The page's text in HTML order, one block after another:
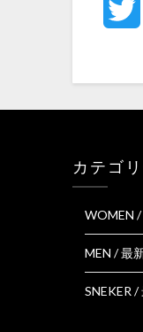
カテゴ
WOMEN
MEN / 最
SNEKER